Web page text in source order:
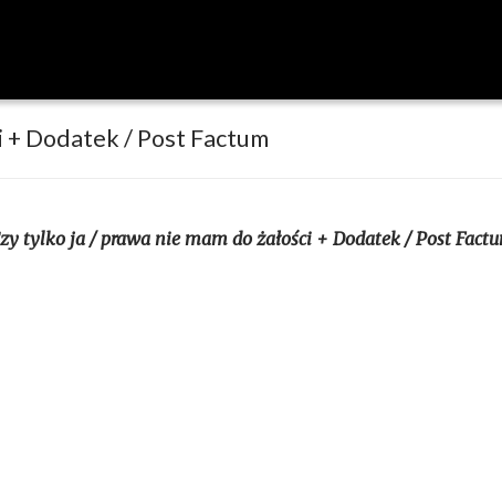
+ Dodatek / Post Factum
tylko ja / prawa nie mam do żałości + Dodatek / Post